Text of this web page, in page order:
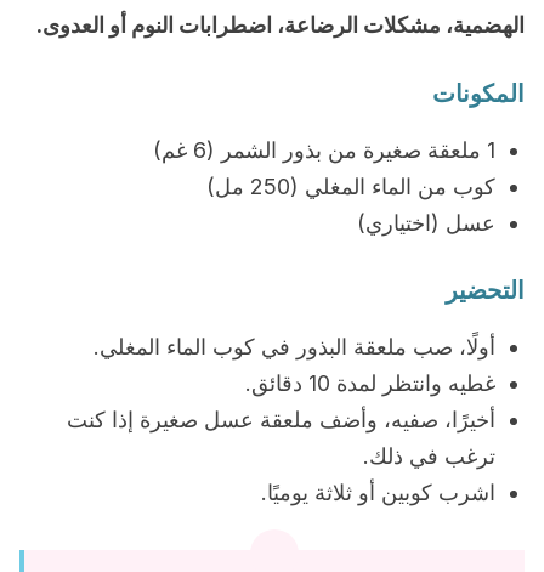
الهضمية، مشكلات الرضاعة، اضطرابات النوم أو العدوى.
المكونات
1 ملعقة صغيرة من بذور الشمر (6 غم)
كوب من الماء المغلي (250 مل)
عسل (اختياري)
التحضير
أولًا، صب ملعقة البذور في كوب الماء المغلي.
غطيه وانتظر لمدة 10 دقائق.
أخيرًا، صفيه، وأضف ملعقة عسل صغيرة إذا كنت
ترغب في ذلك.
اشرب كوبين أو ثلاثة يوميًا.